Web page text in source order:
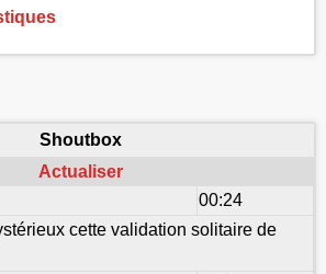
Shoutbox
Actualiser
00:24
cette validation solitaire de